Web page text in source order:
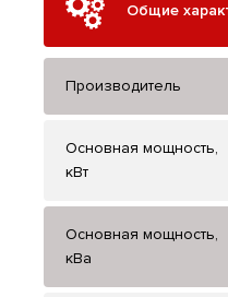
Общие
Производитель
Основная мощность,
кВт
Основная мощность,
кВа